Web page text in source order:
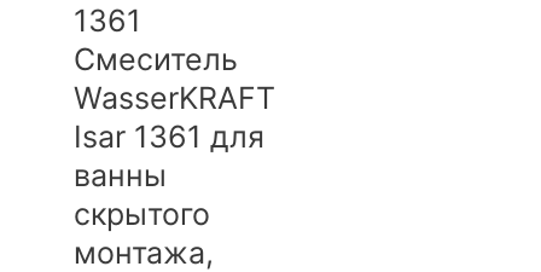
1361
Смеситель
WasserKRAFT
Isar 1361 для
ванны
скрытого
монтажа,